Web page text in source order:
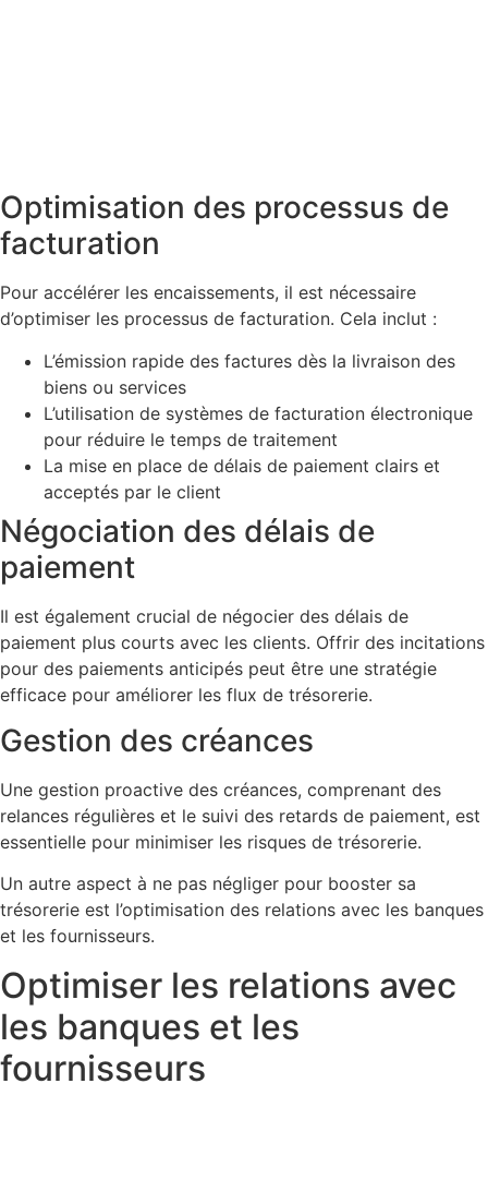
Optimisation des processus de
facturation
Pour accélérer les encaissements, il est nécessaire
d’optimiser les processus de facturation. Cela inclut :
L’émission rapide des factures dès la livraison des
biens ou services
L’utilisation de systèmes de facturation électronique
pour réduire le temps de traitement
La mise en place de délais de paiement clairs et
acceptés par le client
Négociation des délais de
paiement
Il est également crucial de négocier des délais de
paiement plus courts avec les clients. Offrir des incitations
pour des paiements anticipés peut être une stratégie
efficace pour améliorer les flux de trésorerie.
Gestion des créances
Une gestion proactive des créances, comprenant des
relances régulières et le suivi des retards de paiement, est
essentielle pour minimiser les risques de trésorerie.
Un autre aspect à ne pas négliger pour booster sa
trésorerie est l’optimisation des relations avec les banques
et les fournisseurs.
Optimiser les relations avec
les banques et les
fournisseurs